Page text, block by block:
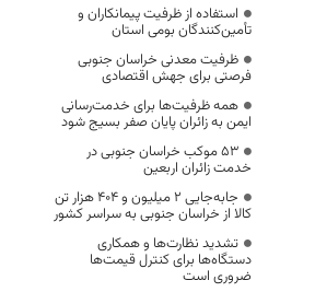
استفاده از ظرفیت پیمانکاران و
تأمین‌کنندگان بومی استان
ظرفیت معدنی خراسان جنوبی
فرصتی برای جهش اقتصادی
همه ظرفیت‌ها برای خدمت‌رسانی
ایمن به زائران پایان صفر بسیج شود
53 موکب خراسان جنوبی در
خدمت زائران اربعین
جابه‌جایی 2 میلیون و 404 هزار تن
کالا از خراسان جنوبی به سراسر کشور
تشدید نظارت‌ها و همکاری
دستگاه‌ها برای کنترل قیمت‌ها
ضروری است